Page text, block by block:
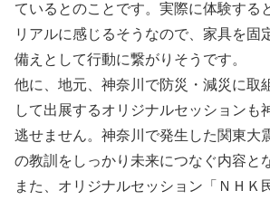
ているとのことです。実際に体験する
リアルに感じるそうなので、家具を固
備えとして行動に繋がりそうです。
他に、地元、神奈川で防災・減災に取
して出展するオリジナルセッションも
逃せません。神奈川で発生した関東大
の教訓をしっかり未来につなぐ内容と
また、オリジナルセッション「ＮＨＫ